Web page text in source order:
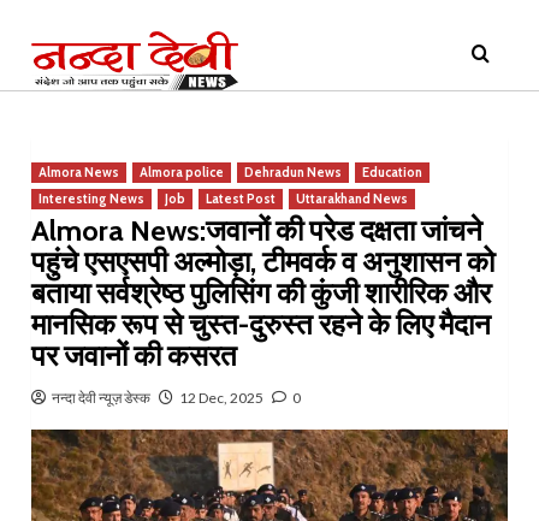
content
Menu
Almora News Almora police Dehradun News
Education
Interesting News
Job Latest Post Uttarakhand News
Almora News:जवानों की परेड दक्षता जांचने
पहुंचे एसएसपी अल्मोड़ा, टीमवर्क व अनुशासन को
बताया सर्वश्रेष्ठ पुलिसिंग की कुंजी शारीरिक और
मानसिक रूप से चुस्त-दुरुस्त रहने के लिए मैदान
पर जवानों की कसरत
नन्दा देवी न्यूज़ डेस्क 12 Dec, 2025 0